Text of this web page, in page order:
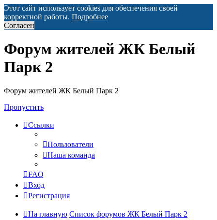
Этот сайт использует cookies для обеспечения своей
корректной работы. Подробнее
Согласен
Форум жителей ЖК Белый
Парк 2
Форум жителей ЖК Белый Парк 2
Пропустить
Ссылки
Пользователи
Наша команда
FAQ
Вход
Регистрация
На главную Список форумов ЖК Белый Парк 2